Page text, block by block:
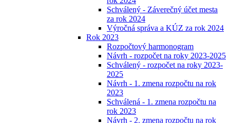
Schválený - Záverečný účet mesta
za rok 2024
Výročná správa a KÚZ za rok 2024
Rok 2023
Rozpočtový harmonogram
Návrh - rozpočet na roky 2023-2025
Schválený - rozpočet na roky 2023-
2025
Návrh - 1. zmena rozpočtu na rok
2023
Schválená - 1. zmena rozpočtu na
rok 2023
Návrh - 2. zmena rozpočtu na rok